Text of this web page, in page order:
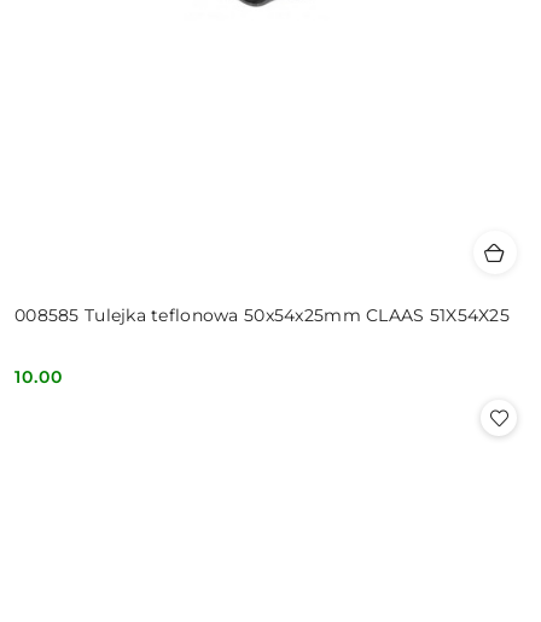
008585 Tulejka teflonowa 50x54x25mm CLAAS 51X54X25
Cena:
10.00